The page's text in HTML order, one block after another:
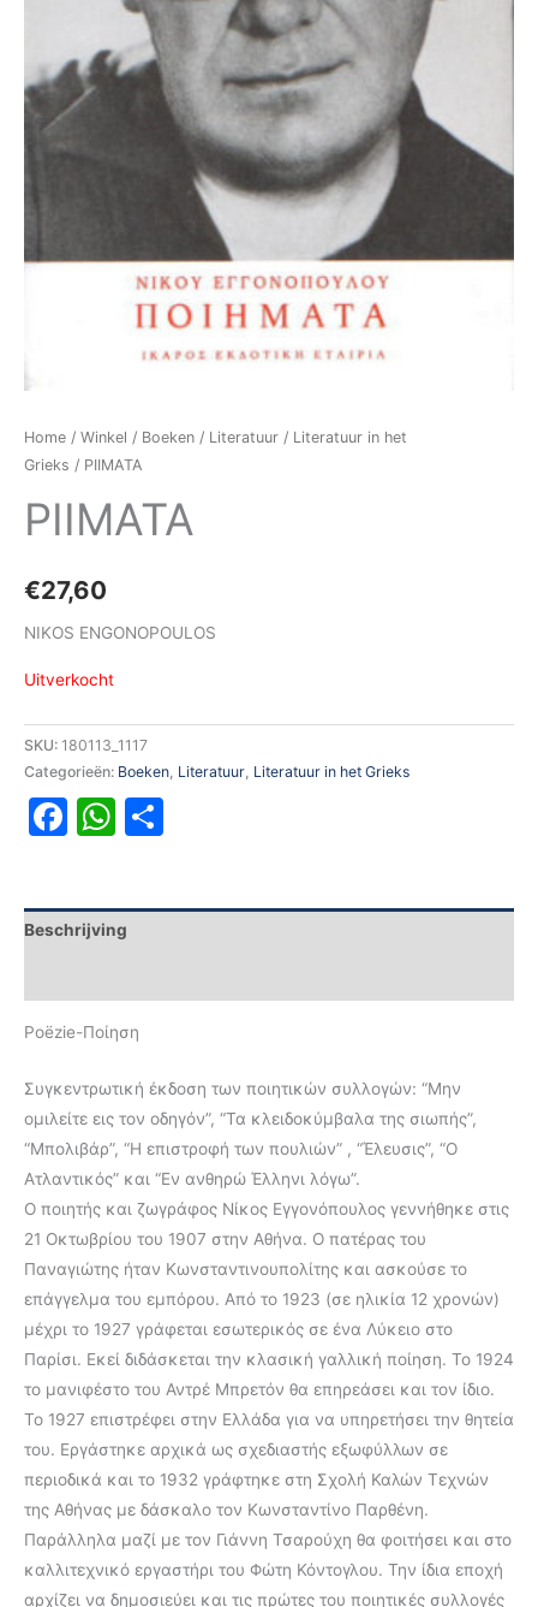
Home / Winkel / Boeken / Literatuur / Literatuur in het
Grieks / PIIMATA
PIIMATA
€27,60
NIKOS ENGONOPOULOS
Uitverkocht
SKU: 180113_1117
Categorieën: Boeken, Literatuur, Literatuur in het Grieks
Facebook
WhatsApp
Beschrijving
Poëzie-Ποίηση
Συγκεντρωτική έκδοση των ποιητικών συλλογών: “Μην
ομιλείτε εις τον οδηγόν”, “Τα κλειδοκύμβαλα της σιωπής”,
“Μπολιβάρ”, “Η επιστροφή των πουλιών” , “Έλευσις”, “Ο
Ατλαντικός” και “Εν ανθηρώ Έλληνι λόγω”.
Ο ποιητής και ζωγράφος Νίκος Εγγονόπουλος γεννήθηκε στις
21 Οκτωβρίου του 1907 στην Αθήνα. Ο πατέρας του
Παναγιώτης ήταν Κωνσταντινουπολίτης και ασκούσε το
επάγγελμα του εμπόρου. Από το 1923 (σε ηλικία 12 χρονών)
μέχρι το 1927 γράφεται εσωτερικός σε ένα Λύκειο στο
Παρίσι. Εκεί διδάσκεται την κλασική γαλλική ποίηση. Το 1924
το μανιφέστο του Αντρέ Μπρετόν θα επηρεάσει και τον ίδιο.
Το 1927 επιστρέφει στην Ελλάδα για να υπηρετήσει την θητεία
του. Εργάστηκε αρχικά ως σχεδιαστής εξωφύλλων σε
περιοδικά και το 1932 γράφτηκε στη Σχολή Καλών Τεχνών
της Αθήνας με δάσκαλο τον Κωνσταντίνο Παρθένη.
Παράλληλα μαζί με τον Γιάννη Τσαρούχη θα φοιτήσει και στο
καλλιτεχνικό εργαστήρι του Φώτη Κόντογλου. Την ίδια εποχή
αρχίζει να δημοσιεύει και τις πρώτες του ποιητικές συλλογές